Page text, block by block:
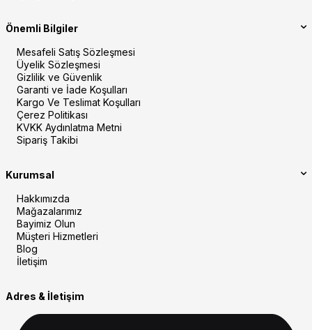
Önemli Bilgiler
Mesafeli Satış Sözleşmesi
Üyelik Sözleşmesi
Gizlilik ve Güvenlik
Garanti ve İade Koşulları
Kargo Ve Teslimat Koşulları
Çerez Politikası
KVKK Aydınlatma Metni
Sipariş Takibi
Kurumsal
Hakkımızda
Mağazalarımız
Bayimiz Olun
Müşteri Hizmetleri
Blog
İletişim
Adres & İletişim